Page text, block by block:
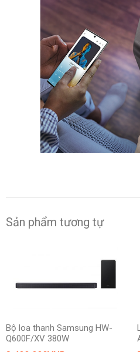
Sản phẩm tương tự
Bộ loa thanh Samsung HW-
Q600F/XV 380W